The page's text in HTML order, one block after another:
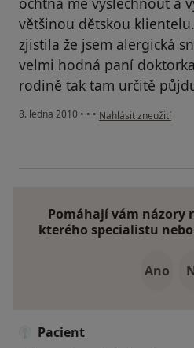
většinou dětskou
zjistila že jsem alergická
velmi hodná paní
rodině tak tam určitě
8. ledna 2010 • • • podle názoru
Nahlásit zneužití
Pomáhají vám názory
kterého specialistu
Ano
Pacient